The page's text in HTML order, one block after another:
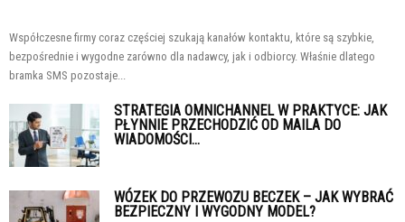
Współczesne firmy coraz częściej szukają kanałów kontaktu, które są szybkie,
bezpośrednie i wygodne zarówno dla nadawcy, jak i odbiorcy. Właśnie dlatego
bramka SMS pozostaje...
STRATEGIA OMNICHANNEL W PRAKTYCE: JAK
PŁYNNIE PRZECHODZIĆ OD MAILA DO
WIADOMOŚCI...
WÓZEK DO PRZEWOZU BECZEK – JAK WYBRAĆ
BEZPIECZNY I WYGODNY MODEL?